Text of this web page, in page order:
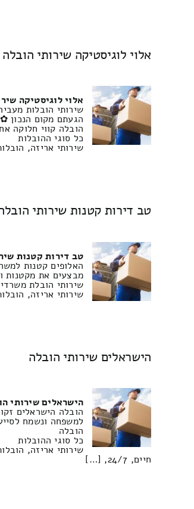
אלוי לוגיסטיקה שירותי הובלה
אלוי לוגיסטיקה
שירותי הובלות
הגעתם מקום הנכון
הובלה קווי חלוקה
כל סוגי ההובלות
שירותי אריזה, הובלות,
טב דירות קטנות שירותי
טב דירות קטנות
האלופים קטנות למשרדים קטנות ודירות עד 2 חדריםלא ניתן לבצע שירותי
מבצעים את מקטנות
שירותי הובלת
שירותי אריזה,
הישראלים שירותי הובלה
הישראלים שירותי
הובלה הישראלים
למשפחה ונשמח
הובלה
כל סוגי ההובלות
שירותי אריזה,
חיים, 24/7, […]